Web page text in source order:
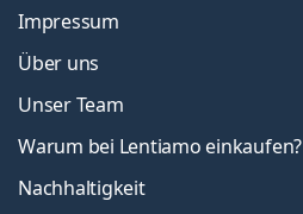
Impressum
Über uns
Unser Team
Warum bei Lentiamo einkaufen?
Nachhaltigkeit